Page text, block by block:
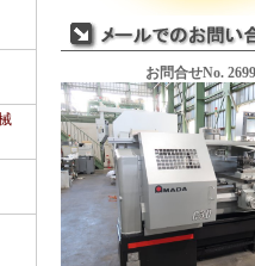
お問合せNo.